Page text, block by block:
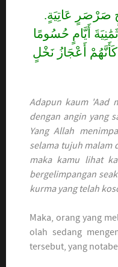
صَرْصَرٍ عَاتِيَةٍ.
أَيَّامٍ حُسُومًا
أَعْجَازُ نَخْلٍ
Adapun kaum 'Aad
dengan angin yang
Yang Allah
selama tujuh malam
maka kamu lihat
bergelimpangan
kurma yang telah
Maka, orang yang
olah sedang
tersebut, yang